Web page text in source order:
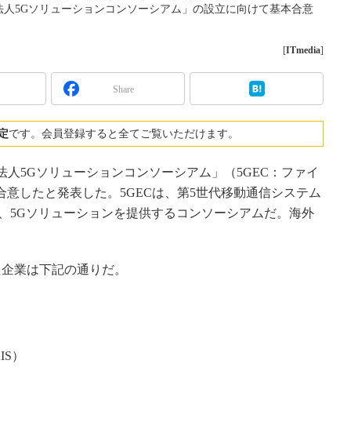
5Gソリューションコンソーシアム」の設立に向けて基本合意
[ITmedia]
Share
です。会員登録すると全てご覧いただけます。
5Gソリューションコンソーシアム」（5GEC：ファイ
したと発表した。5GECは、第5世代移動通信システム
5Gソリューションを提供するコンソーシアムだ。海外
業は下記の通りだ。
）